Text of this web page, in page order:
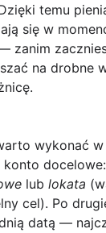
temu
się w
zanim
na drobne
wykonać
lub lokata
cel). Po
datą —